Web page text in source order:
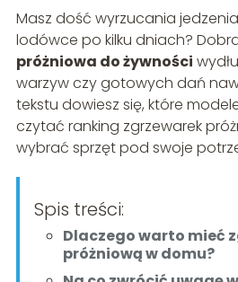
Masz dość wyrzucania
lodówce po kilku dniach?
próżniowa do żywności
warzyw czy gotowych dań
tekstu dowiesz się, które
czytać ranking zgrzewarek
wybrać sprzęt pod swoje
Spis treści:
Dlaczego warto mieć
próżniową w domu?